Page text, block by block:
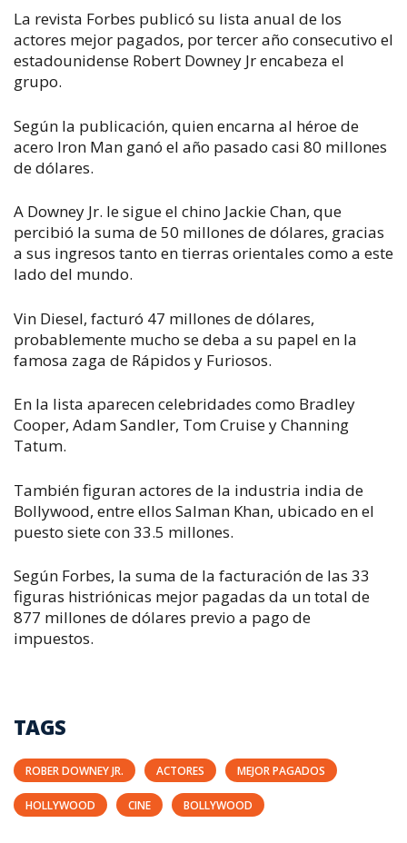
La revista Forbes publicó su lista anual de los
actores mejor pagados, por tercer año consecutivo el
estadounidense Robert Downey Jr encabeza el
grupo.
Según la publicación, quien encarna al héroe de
acero Iron Man ganó el año pasado casi 80 millones
de dólares.
A Downey Jr. le sigue el chino Jackie Chan, que
percibió la suma de 50 millones de dólares, gracias
a sus ingresos tanto en tierras orientales como a este
lado del mundo.
Vin Diesel, facturó 47 millones de dólares,
probablemente mucho se deba a su papel en la
famosa zaga de Rápidos y Furiosos.
En la lista aparecen celebridades como Bradley
Cooper, Adam Sandler, Tom Cruise y Channing
Tatum.
También figuran actores de la industria india de
Bollywood, entre ellos Salman Khan, ubicado en el
puesto siete con 33.5 millones.
Según Forbes, la suma de la facturación de las 33
figuras histriónicas mejor pagadas da un total de
877 millones de dólares previo a pago de
impuestos.
TAGS
ROBER DOWNEY JR. ACTORES MEJOR PAGADOS
HOLLYWOOD CINE BOLLYWOOD